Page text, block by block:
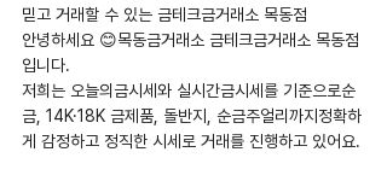
믿고 거래할 수 있는 금테크금거래소 목동점
안녕하세요 😊목동금거래소 금테크금거래소 목동점
입니다.
저희는 오늘의금시세와 실시간금시세를 기준으로순
금, 14K·18K 금제품, 돌반지, 순금주얼리까지정확하
게 감정하고 정직한 시세로 거래를 진행하고 있어요.